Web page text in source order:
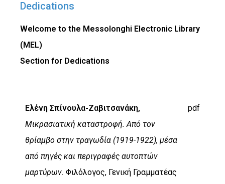
Dedications
Welcome to the Messolonghi Electronic Library
(MEL)
Section for Dedications
Ελένη Σπίνουλα-Ζαβιτσανάκη,
Μικρασιατική καταστροφή. Από τον
θρίαμβο στην τραγωδία (1919-1922), μέσα
από πηγές και περιγραφές αυτοπτών
μαρτύρων. Φιλόλογος, Γενική Γραμματέας
pdf